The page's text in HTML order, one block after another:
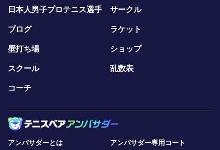
日本人男子プロテニス選手 サークル
ブログ ラケット
壁打ち場 ショップ
スクール 乱数表
コーチ
アンバサダーとは アンバサダー専用コート